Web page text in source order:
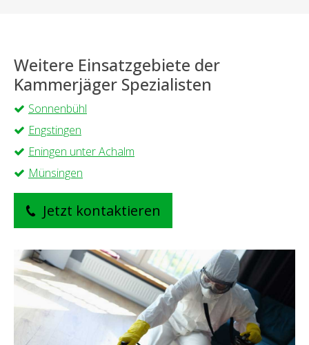
Weitere Einsatzgebiete der
Kammerjäger Spezialisten
Sonnenbühl
Engstingen
Eningen unter Achalm
Münsingen
Jetzt kontaktieren